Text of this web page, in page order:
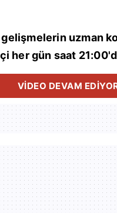
uzman
her gün saat
VİDEO DEVAM